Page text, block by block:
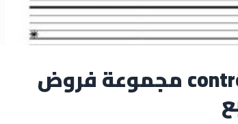
contrôle 1 semestre 2 niveau 4 a.e.p مجموعة فروض